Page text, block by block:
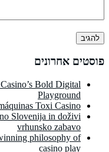
פוסטים אחרונים
Bold Digital
Playground
Toxi Casino
Slovenija in doživi
vrhunsko zabavo
philosophy of
casino play